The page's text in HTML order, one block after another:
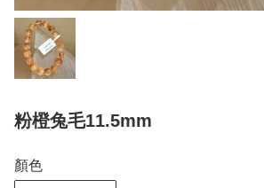
粉橙兔毛11.5mm
顏色